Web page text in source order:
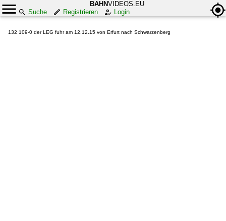
BAHNVIDEOS.EU
Suche
Registrieren Login
132 109-0 der LEG fuhr am 12.12.15 von Erfurt nach Schwarzenberg